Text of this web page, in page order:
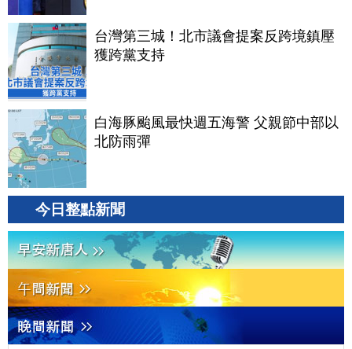
台灣第三城！北市議會提案反跨境鎮壓
獲跨黨支持
白海豚颱風最快週五海警 父親節中部以
北防雨彈
今日整點新聞